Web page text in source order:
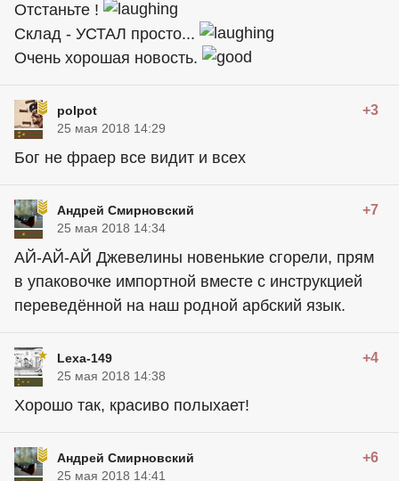
Отстаньте !
Склад - УСТАЛ просто...
Очень хорошая новость.
polpot +3
25 мая 2018 14:29
Бог не фраер все видит и всех
Андрей Смирновский +7
25 мая 2018 14:34
АЙ-АЙ-АЙ Джевелины новенькие сгорели, прям
в упаковочке импортной вместе с инструкцией
переведённой на наш родной арбский язык.
Lexa-149 +4
25 мая 2018 14:38
Хорошо так, красиво полыхает!
Андрей Смирновский +6
25 мая 2018 14:41